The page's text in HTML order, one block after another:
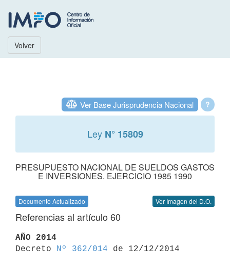
Volver
?
Ver Base Jurisprudencia Nacional
Ley N° 15809
PRESUPUESTO NACIONAL DE SUELDOS GASTOS
E INVERSIONES. EJERCICIO 1985 1990
Documento Actualizado Ver Imagen del D.O.
Referencias al artículo 60
AÑO 2014
Decreto
Nº 362/014 de 12/12/2014